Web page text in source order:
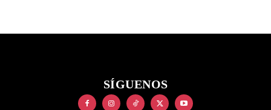
SÍGUENOS